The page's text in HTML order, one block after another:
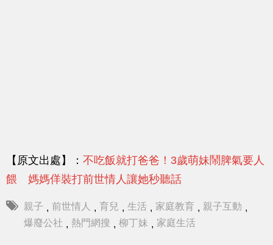
【原文出處】： 不吃飯就打爸爸！3歲萌妹鬧脾氣要人
餵 媽媽佯裝打前世情人讓她秒聽話
親子 , 前世情人 , 育兒 , 生活 , 家庭教育 , 親子互動 ,
爆廢公社 , 熱門網搜 , 柳丁妹 , 家庭生活